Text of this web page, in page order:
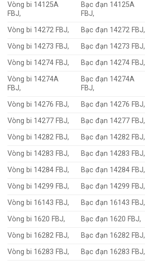
Vòng bi 14125A
FBJ,
Bạc đạn 14125A
FBJ,
Vòng bi 14272 FBJ, Bạc đạn 14272 FBJ,
Vòng bi 14273 FBJ,
Bạc đạn 14273 FBJ,
Vòng bi 14274 FBJ,
Bạc đạn 14274 FBJ,
Vòng bi 14274A
FBJ,
Bạc đạn 14274A
FBJ,
Vòng bi 14276 FBJ, Bạc đạn 14276 FBJ,
Vòng bi 14277 FBJ,
Bạc đạn 14277 FBJ,
Vòng bi 14282 FBJ,
Bạc đạn 14282 FBJ,
Vòng bi 14283 FBJ,
Bạc đạn 14283 FBJ,
Vòng bi 14284 FBJ,
Bạc đạn 14284 FBJ,
Vòng bi 14299 FBJ,
Bạc đạn 14299 FBJ,
Vòng bi 16143 FBJ,
Bạc đạn 16143 FBJ,
Vòng bi 1620 FBJ,
Bạc đạn 1620 FBJ,
Vòng bi 16282 FBJ,
Bạc đạn 16282 FBJ,
Vòng bi 16283 FBJ,
Bạc đạn 16283 FBJ,